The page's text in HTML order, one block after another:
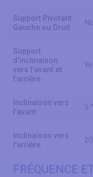
Support Pivotant
Gauche ou Droit
No
Support
d'inclinaison
vers l'avant et
l'arrière
Inclinaison vers
l'avant
5 °
Inclinaison vers
l'arrière
FRÉQUENCE